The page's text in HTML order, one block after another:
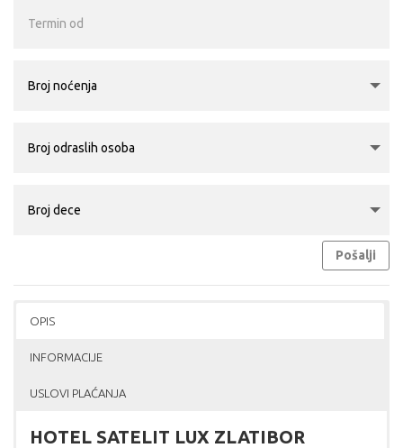
Pošalji
OPIS
INFORMACIJE
USLOVI PLAĆANJA
HOTEL SATELIT LUX ZLATIBOR